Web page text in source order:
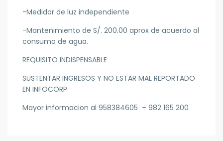
-Medidor de luz independiente
-Mantenimiento de S/. 200.00 aprox de acuerdo al
consumo de agua.
REQUISITO INDISPENSABLE
SUSTENTAR INGRESOS Y NO ESTAR MAL REPORTADO
EN INFOCORP
Mayor informacion al 958384605 – 982 165 200